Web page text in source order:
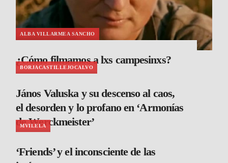
ALBA VILLARMEA SANCHO
¿Cómo filmamos a lxs campesinxs?
BORJACASTILLEJOCALVO
János Valuska y su descenso al caos,
el desorden y lo profano en ‘Armonías
de Werckmeister’
MVILELA
‘Friends’ y el inconsciente de las